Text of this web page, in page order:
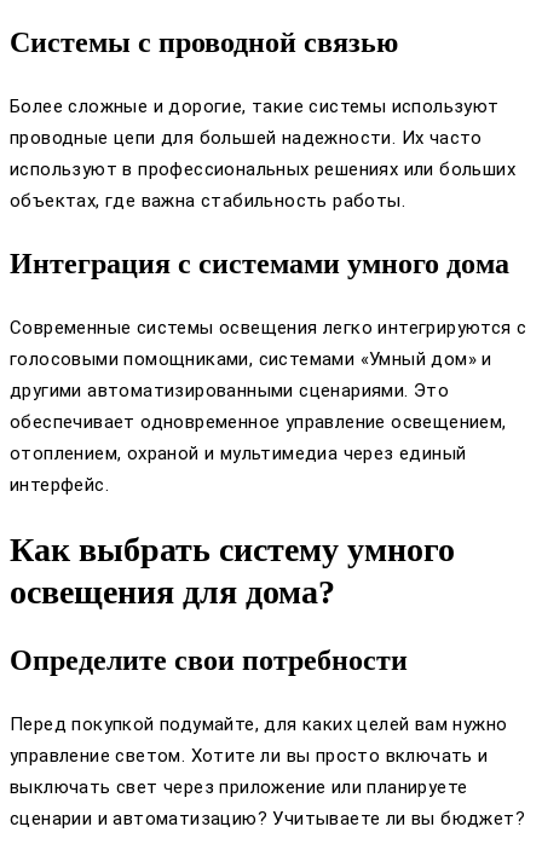
Системы с проводной связью
Более сложные и дорогие, такие системы используют
проводные цепи для большей надежности. Их часто
используют в профессиональных решениях или больших
объектах, где важна стабильность работы.
Интеграция с системами умного дома
Современные системы освещения легко интегрируются с
голосовыми помощниками, системами «Умный дом» и
другими автоматизированными сценариями. Это
обеспечивает одновременное управление освещением,
отоплением, охраной и мультимедиа через единый
интерфейс.
Как выбрать систему умного
освещения для дома?
Определите свои потребности
Перед покупкой подумайте, для каких целей вам нужно
управление светом. Хотите ли вы просто включать и
выключать свет через приложение или планируете
сценарии и автоматизацию? Учитываете ли вы бюджет?